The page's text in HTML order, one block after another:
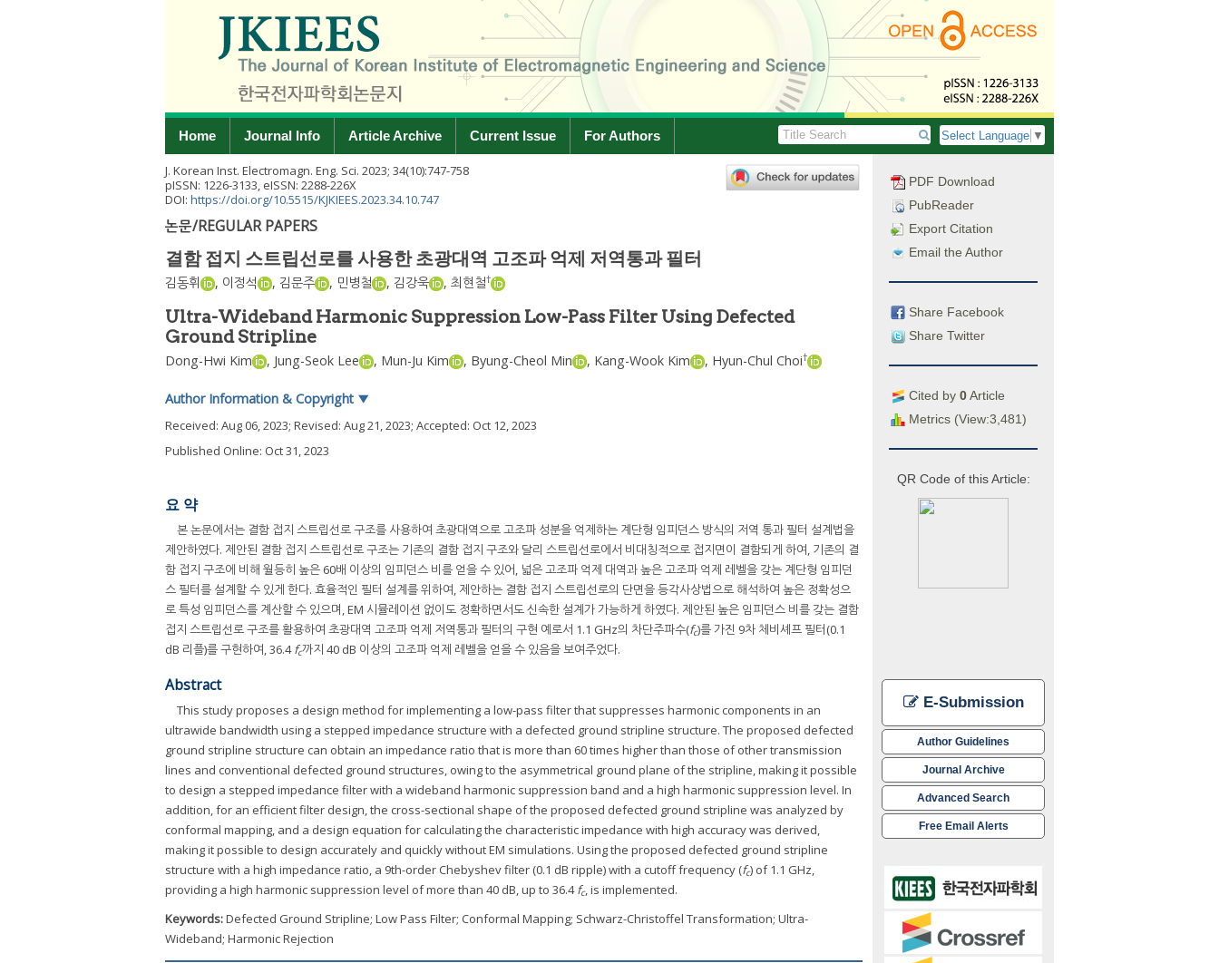
Home Journal Info Article Archive Current Issue For Authors Select Language ▼
PDF Download
PubReader
Export Citation
Email the Author
Share Facebook
Share Twitter
Cited by 0Article
Metrics (View:3,481)
QR Code of this Article:
E-Submission
Author Guidelines
Journal Archive
Advanced Search
Free Email Alerts
J. Korean Inst. Electromagn. Eng. Sci. 2023; 34(10):747-758
pISSN: 1226-3133, eISSN: 2288-226X
DOI: https://doi.org/10.5515/KJKIEES.2023.34.10.747
논문/REGULAR PAPERS
결함 접지 스트립선로를 사용한 초광대역 고조파 억제 저역통과 필터
김동휘 , 이정석 , 김문주 , 민병철 , 김강욱 , 최현철†
Ultra-Wideband Harmonic Suppression Low-Pass Filter Using Defected
Ground Stripline
Dong-Hwi Kim , Jung-Seok Lee , Mun-Ju Kim , Byung-Cheol Min , Kang-Wook Kim , Hyun-Chul Choi†
Author Information & Copyright ▼
Received: Aug 06, 2023; Revised: Aug 21, 2023; Accepted: Oct 12, 2023
Published Online: Oct 31, 2023
요 약
본 논문에서는 결함 접지 스트립선로 구조를 사용하여 초광대역으로 고조파 성분을 억제하는 계단형 임피던스 방식의 저역 통과 필터 설계법을
제안하였다. 제안된 결함 접지 스트립선로 구조는 기존의 결함 접지 구조와 달리 스트립선로에서 비대칭적으로 접지면이 결함되게 하여, 기존의 결
함 접지 구조에 비해 월등히 높은 60배 이상의 임피던스 비를 얻을 수 있어, 넓은 고조파 억제 대역과 높은 고조파 억제 레벨을 갖는 계단형 임피던
스 필터를 설계할 수 있게 한다. 효율적인 필터 설계를 위하여, 제안하는 결함 접지 스트립선로의 단면을 등각사상법으로 해석하여 높은 정확성으
로 특성 임피던스를 계산할 수 있으며, EM 시뮬레이션 없이도 정확하면서도 신속한 설계가 가능하게 하였다. 제안된 높은 임피던스 비를 갖는 결함
접지 스트립선로 구조를 활용하여 초광대역 고조파 억제 저역통과 필터의 구현 예로서 1.1 GHz의 차단주파수(fc)를 가진 9차 체비셰프 필터(0.1
dB 리플)를 구현하여, 36.4fc까지 40 dB 이상의 고조파 억제 레벨을 얻을 수 있음을 보여주었다.
Abstract
This study proposes a design method for implementing a low-pass filter that suppresses harmonic components in an
ultrawide bandwidth using a stepped impedance structure with a defected ground stripline structure. The proposed defected
ground stripline structure can obtain an impedance ratio that is more than 60 times higher than those of other transmission
lines and conventional defected ground structures, owing to the asymmetrical ground plane of the stripline, making it possible
to design a stepped impedance filter with a wideband harmonic suppression band and a high harmonic suppression level. In
addition, for an efficient filter design, the cross-sectional shape of the proposed defected ground stripline was analyzed by
conformal mapping, and a design equation for calculating the characteristic impedance with high accuracy was derived,
making it possible to design accurately and quickly without EM simulations. Using the proposed defected ground stripline
structure with a high impedance ratio, a 9th-order Chebyshev filter (0.1 dB ripple) with a cutoff frequency (fc) of 1.1 GHz,
providing a high harmonic suppression level of more than 40 dB, up to 36.4fc, is implemented.
Keywords:Defected Ground Stripline; Low Pass Filter; Conformal Mapping; Schwarz-Christoffel Transformation; Ultra-
Wideband; Harmonic Rejection